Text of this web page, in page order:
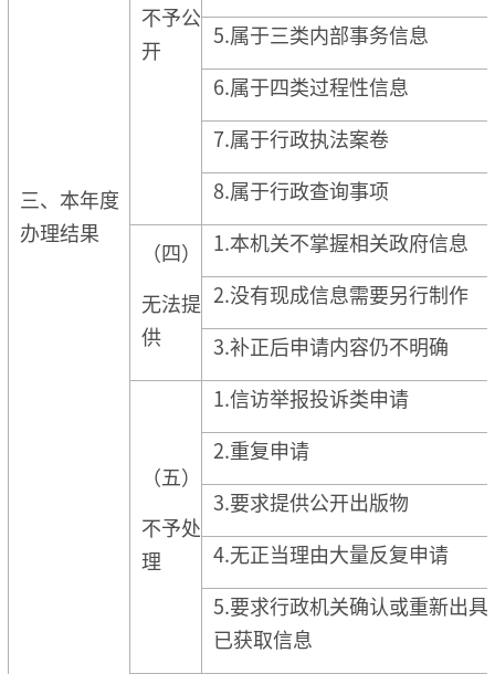
三、本年度
办理结果
不予公
开
5.属于三类内部事务信息
6.属于四类过程性信息
7.属于行政执法案卷
8.属于行政查询事项
（四）
无法提
供
1.本机关不掌握相关政府信息
2.没有现成信息需要另行制作
3.补正后申请内容仍不明确
（五）
不予处
理
1.信访举报投诉类申请
2.重复申请
3.要求提供公开出版物
4.无正当理由大量反复申请
5.要求行政机关确认或重新出具
已获取信息